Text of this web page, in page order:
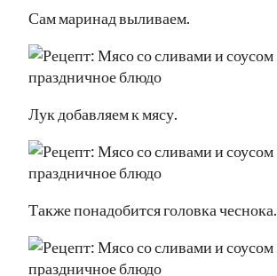
Сам маринад выливаем.
Лук добавляем к мясу.
Также понадобится головка чеснока.